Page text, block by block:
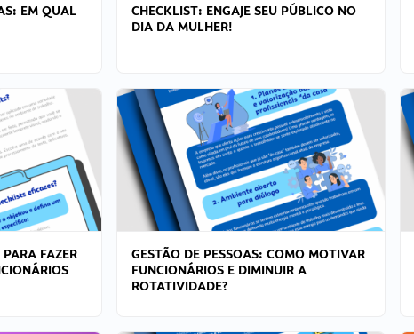
EM QUAL
CHECKLIST: ENGAJE SEU PÚBLICO NO
DIA DA MULHER!
FAZER
GESTÃO DE PESSOAS: COMO MOTIVAR
FUNCIONÁRIOS E DIMINUIR A
ROTATIVIDADE?